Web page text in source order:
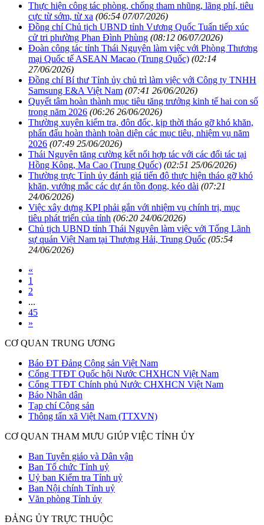
Thực hiện công tác phòng, chống tham nhũng, lãng phí, tiêu
cực từ sớm, từ xa (06:54 07/07/2026)
Đồng chí Chủ tịch UBND tỉnh Vương Quốc Tuấn tiếp xúc
cử tri phường Phan Đình Phùng (08:12 06/07/2026)
Đoàn công tác tỉnh Thái Nguyên làm việc với Phòng Thương
mại Quốc tế ASEAN Macao (Trung Quốc) (02:14
27/06/2026)
Đồng chí Bí thư Tỉnh ủy chủ trì làm việc với Công ty TNHH
Samsung E&A Việt Nam (07:41 26/06/2026)
Quyết tâm hoàn thành mục tiêu tăng trưởng kinh tế hai con số
trong năm 2026 (06:26 26/06/2026)
Thường xuyên kiểm tra, đôn đốc, kịp thời tháo gỡ khó khăn,
phấn đấu hoàn thành toàn diện các mục tiêu, nhiệm vụ năm
2026 (07:49 25/06/2026)
Thái Nguyên tăng cường kết nối hợp tác với các đối tác tại
Hồng Kông, Ma Cao (Trung Quốc) (02:51 25/06/2026)
Thường trực Tỉnh ủy đánh giá tiến độ thực hiện tháo gỡ khó
khăn, vướng mắc các dự án tồn đọng, kéo dài (07:21
24/06/2026)
Việc xây dựng KPI phải gắn với nhiệm vụ chính trị, mục
tiêu phát triển của tỉnh (06:20 24/06/2026)
Chủ tịch UBND tỉnh Thái Nguyên làm việc với Tổng Lãnh
sự quán Việt Nam tại Thượng Hải, Trung Quốc (05:54
24/06/2026)
«
1
2
...
45
»
CƠ QUAN TRUNG ƯƠNG
Báo ĐT Đảng Cộng sản Việt Nam
Cổng TTĐT Quốc hội Nước CHXHCN Việt Nam
Cổng TTĐT Chính phủ Nước CHXHCN Việt Nam
Báo Nhân dân
Tạp chí Cộng sản
Thông tấn xã Việt Nam (TTXVN)
CƠ QUAN THAM MƯU GIÚP VIỆC TỈNH ỦY
Ban Tuyên giáo và Dân vận
Ban Tổ chức Tỉnh uỷ
Uỷ ban Kiểm tra Tỉnh uỷ
Ban Nội chính Tỉnh uỷ
Văn phòng Tỉnh ủy
ĐẢNG ỦY TRỰC THUỘC